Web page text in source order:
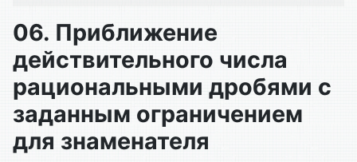
06. Приближение
действительного числа
рациональными дробями с
заданным ограничением
для знаменателя